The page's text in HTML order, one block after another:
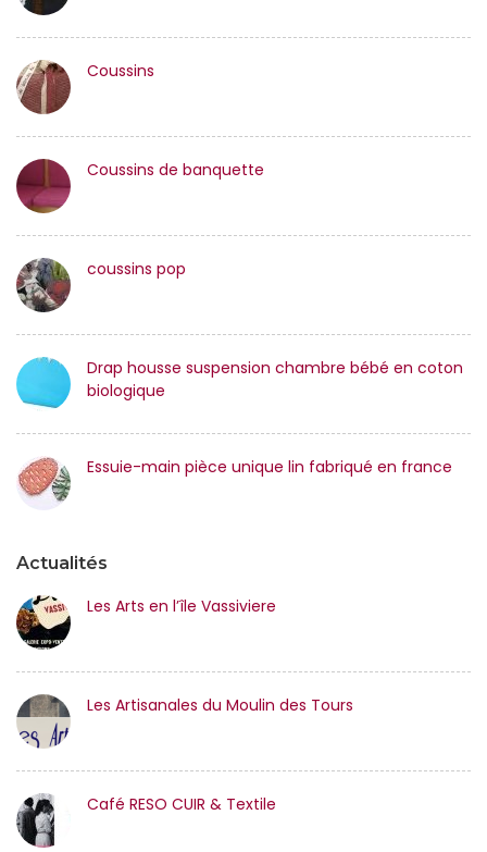
Coussins
Coussins de banquette
coussins pop
Drap housse suspension chambre bébé en coton
biologique
Essuie-main pièce unique lin fabriqué en france
Actualités
Les Arts en l’île Vassiviere
Les Artisanales du Moulin des Tours
Café RESO CUIR & Textile